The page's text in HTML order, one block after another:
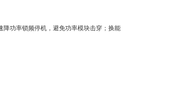
功率锁频停机，避免功率模块击穿；换能